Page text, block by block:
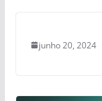
junho 20, 2024